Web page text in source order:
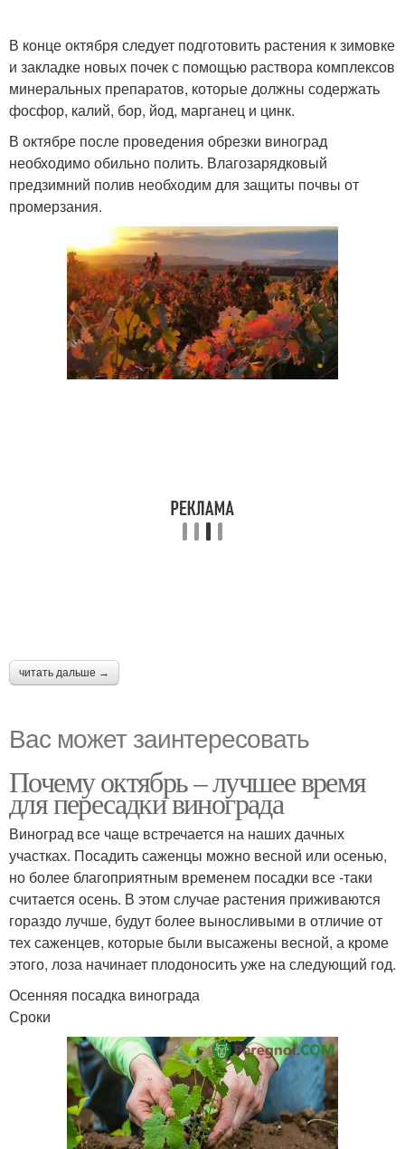
В конце октября следует подготовить растения к зимовке
и закладке новых почек с помощью раствора комплексов
минеральных препаратов, которые должны содержать
фосфор, калий, бор, йод, марганец и цинк.
В октябре после проведения обрезки виноград
необходимо обильно полить. Влагозарядковый
предзимний полив необходим для защиты почвы от
промерзания.
читать дальше →
Вас может заинтересовать
Почему октябрь – лучшее время
для пересадки винограда
Виноград все чаще встречается на наших дачных
участках. Посадить саженцы можно весной или осенью,
но более благоприятным временем посадки все -таки
считается осень. В этом случае растения приживаются
гораздо лучше, будут более выносливыми в отличие от
тех саженцев, которые были высажены весной, а кроме
этого, лоза начинает плодоносить уже на следующий год.
Осенняя посадка винограда
Сроки